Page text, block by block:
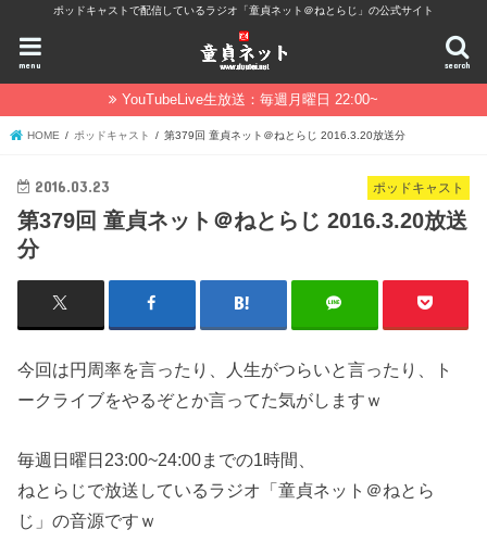
ポッドキャストで配信しているラジオ「童貞ネット＠ねとらじ」の公式サイト
search
menu
YouTubeLive生放送：毎週月曜日 22:00~
HOME ポッドキャスト 第379回 童貞ネット＠ねとらじ 2016.3.20放送分
ポッドキャスト
2016.03.23
第379回 童貞ネット＠ねとらじ 2016.3.20放送
分
今回は円周率を言ったり、人生がつらいと言ったり、ト
ークライブをやるぞとか言ってた気がしますｗ
毎週日曜日23:00~24:00までの1時間、
ねとらじで放送しているラジオ「童貞ネット＠ねとら
じ」の音源ですｗ